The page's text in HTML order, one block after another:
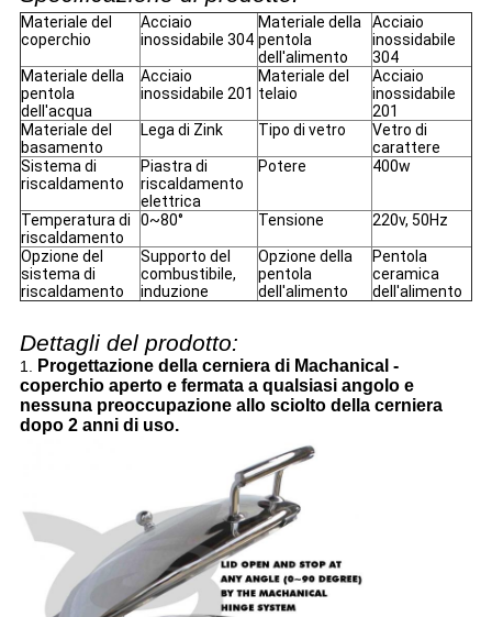
Materiale del
coperchio
Acciaio
inossidabile 304
Materiale della
pentola
dell'alimento
Acciaio
inossidabile
304
Materiale della
pentola
dell'acqua
Acciaio
inossidabile 201
Materiale del
telaio
Acciaio
inossidabile
201
Materiale del
basamento
Lega di Zink Tipo di vetro
Vetro di
carattere
Sistema di
riscaldamento
Piastra di
riscaldamento
elettrica
Potere 400w
Temperatura di
riscaldamento
0~80° Tensione 220v, 50Hz
Opzione del
sistema di
riscaldamento
Supporto del
combustibile,
induzione
Opzione della
pentola
dell'alimento
Pentola
ceramica
dell'alimento
Dettagli del prodotto:
1. Progettazione della cerniera di Machanical -
coperchio aperto e fermata a qualsiasi angolo e
nessuna preoccupazione allo sciolto della cerniera
dopo 2 anni di uso.